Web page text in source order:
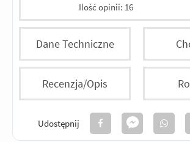
Ilość opinii: 16
Dane Techniczne
Recenzja/Opis
Udostępnij